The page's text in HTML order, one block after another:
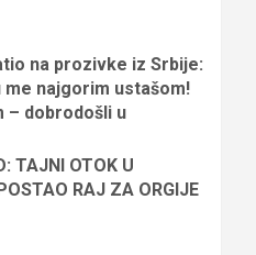
na prozivke iz Srbije:
me najgorim ustašom!
– dobrodošli u
TAJNI OTOK U
RAJ ZA ORGIJE